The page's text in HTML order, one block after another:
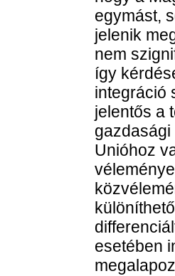
egymást,
jelenik
nem
így
integráció
jelentős a
Unióhoz
esetében